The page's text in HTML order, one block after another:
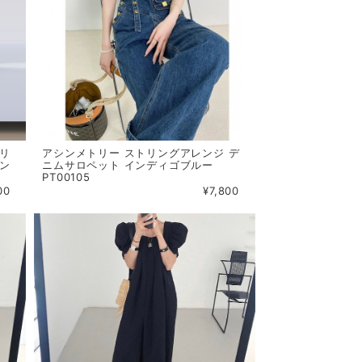
アシンメトリー ストリングアレンジ デ
ニムサロペット インディゴブルー
PT00105
¥7,800